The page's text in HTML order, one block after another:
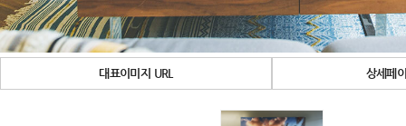
대표이미지 URL 상세페